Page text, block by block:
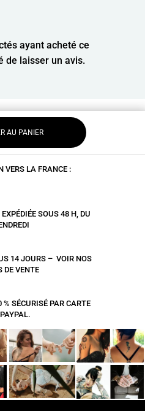
ayant acheté ce
de laisser un avis.
AU PANIER
VERS LA FRANCE :
SOUS 48 H, DU
14 JOURS – VOIR NOS
DE VENTE
SÉCURISÉ PAR CARTE